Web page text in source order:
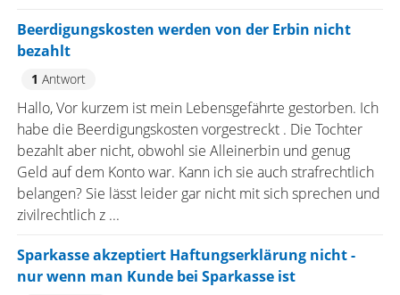
Beerdigungskosten werden von der Erbin nicht
bezahlt
1 Antwort
Hallo, Vor kurzem ist mein Lebensgefährte gestorben. Ich
habe die Beerdigungskosten vorgestreckt . Die Tochter
bezahlt aber nicht, obwohl sie Alleinerbin und genug
Geld auf dem Konto war. Kann ich sie auch strafrechtlich
belangen? Sie lässt leider gar nicht mit sich sprechen und
zivilrechtlich z ...
Sparkasse akzeptiert Haftungserklärung nicht -
nur wenn man Kunde bei Sparkasse ist